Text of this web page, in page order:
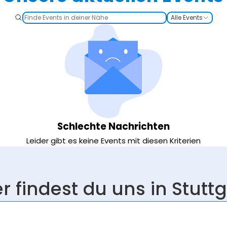
Alle Events
Schlechte Nachrichten
Leider gibt es keine Events mit diesen Kriterien
findest du uns in